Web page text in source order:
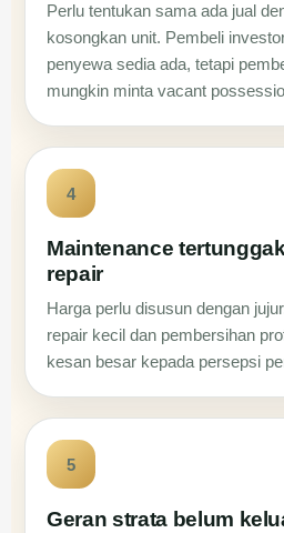
Perlu tentukan sama ada jual
kosongkan unit. Pembeli
penyewa sedia ada, tetapi
mungkin minta vacant
4
Maintenance
repair
Harga perlu disusun dengan
repair kecil dan pembersihan
kesan besar kepada persepsi
5
Geran strata belum